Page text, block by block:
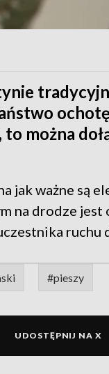
można
jak ważne są
na drodze jest
ruchu
#pieszy
UDOSTĘPNIJ NA X